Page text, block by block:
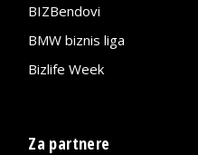
BIZBendovi
BMW biznis liga
Bizlife Week
Za partnere